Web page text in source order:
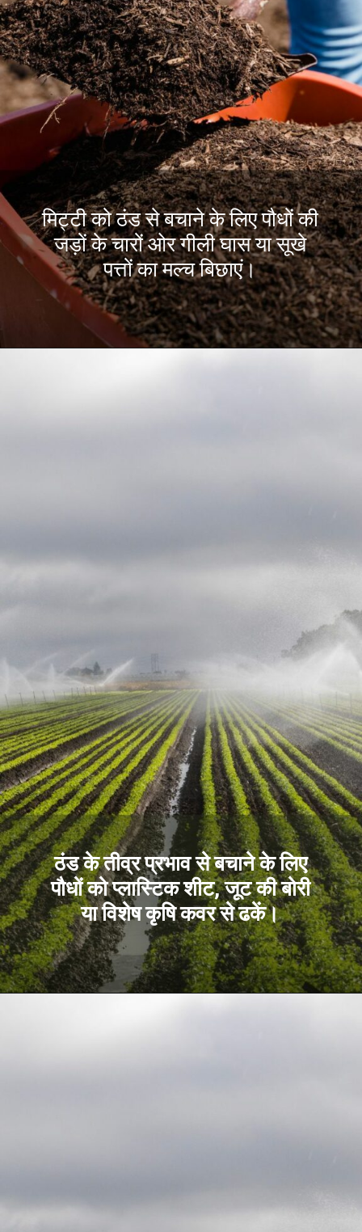
मिट्टी को ठंड से बचाने के लिए पौधों की
जड़ों के चारों ओर गीली घास या सूखे
पत्तों का मल्च बिछाएं।
ठंड के तीव्र प्रभाव से बचाने के लिए
पौधों को प्लास्टिक शीट, जूट की बोरी
या विशेष कृषि कवर से ढकें।